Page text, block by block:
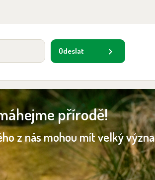
Odeslat
přírodě!
z nás mohou mít velký